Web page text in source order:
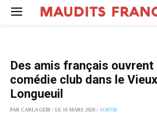
Des amis français ouvrent
comédie club dans le
Longueuil
PAR CARLA GEIB / LE 16 MARS 2026 / SORTIR